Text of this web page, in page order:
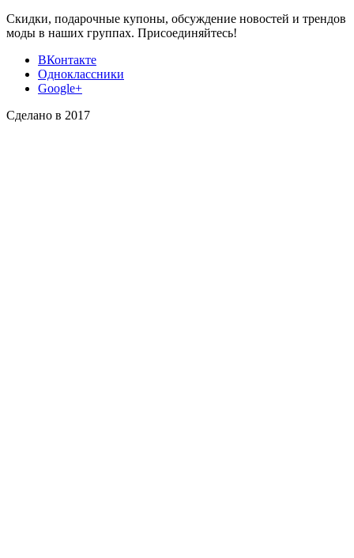
Скидки, подарочные купоны, обсуждение новостей и трендов
моды в наших группах. Присоединяйтесь!
ВКонтакте
Одноклассники
Google+
Сделано в 2017